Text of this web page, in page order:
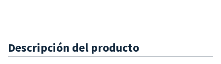
Descripción del producto